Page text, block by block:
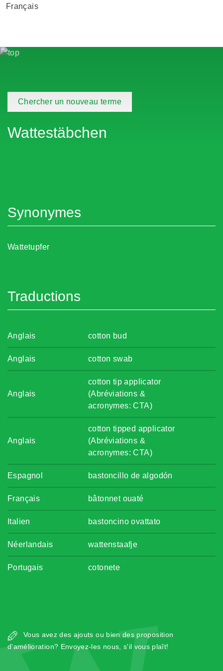
Français
Chercher un nouveau terme
Wattestäbchen
Synonymes
Wattetupfer
Traductions
Anglais cotton bud
Anglais cotton swab
Anglais
cotton tip applicator
(Abréviations &
acronymes: CTA)
Anglais
cotton tipped applicator
(Abréviations &
acronymes: CTA)
Espagnol bastoncillo de algodón
Français bâtonnet ouaté
Italien bastoncino ovattato
Néerlandais wattenstaafje
Portugais cotonete
Vous avez des ajouts ou bien des proposition
d'amélioration? Envoyez-les nous, s'il vous plaît!